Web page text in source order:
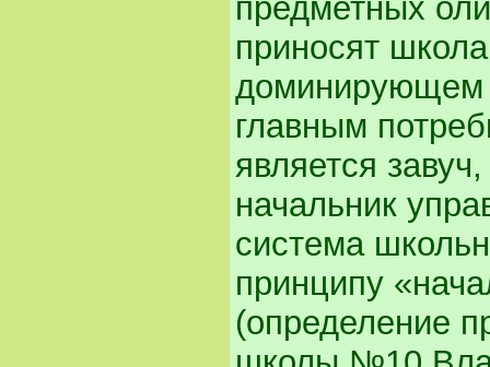
предметных
приносят
доминирующем
главным
является
начальник
система
принципу
(определение